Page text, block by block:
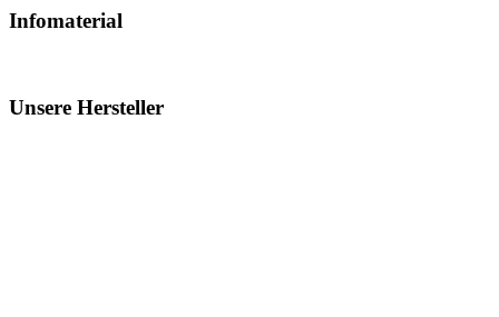
Infomaterial
Unsere Hersteller